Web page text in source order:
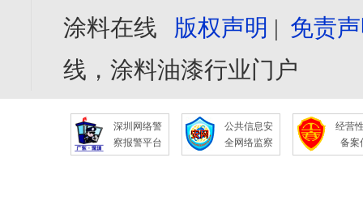
涂料在线 版权声明 | 免责
线，涂料油漆行业门户
深圳网络警
察报警平台
公共信息安
全网络监察
经营
备案